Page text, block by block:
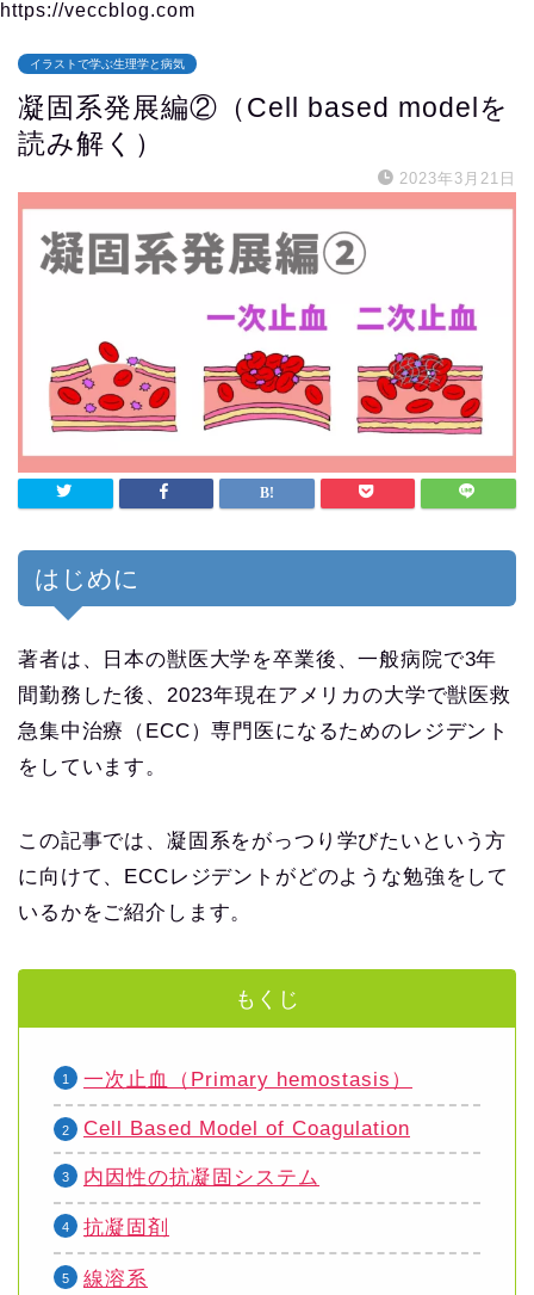
https://veccblog.com
イラストで学ぶ生理学と病気
凝固系発展編②（Cell based modelを
読み解く）
2023年3月21日
はじめに
著者は、日本の獣医大学を卒業後、一般病院で3年
間勤務した後、2023年現在アメリカの大学で獣医救
急集中治療（ECC）専門医になるためのレジデント
をしています。
この記事では、凝固系をがっつり学びたいという方
に向けて、ECCレジデントがどのような勉強をして
いるかをご紹介します。
もくじ
一次止血（Primary hemostasis）
Cell Based Model of Coagulation
内因性の抗凝固システム
抗凝固剤
線溶系